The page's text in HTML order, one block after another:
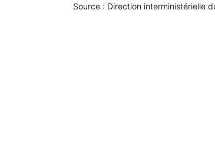
Source : Direction interministérielle